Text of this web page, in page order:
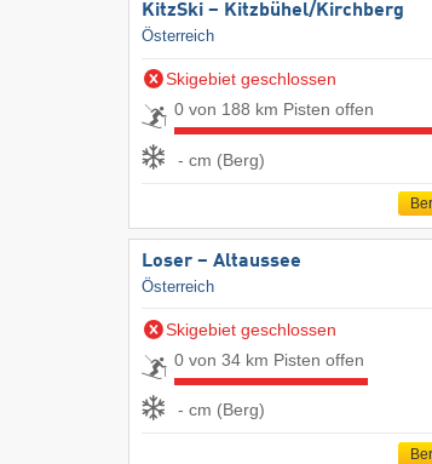
KitzSki – Kitzbühel/​Kirchberg
Österreich
Skigebiet geschlossen
0 von 188 km Pisten offen
- cm (Berg)
Loser – Altaussee
Österreich
Skigebiet geschlossen
0 von 34 km Pisten offen
- cm (Berg)